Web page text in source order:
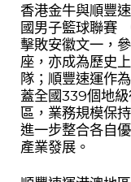
香港金牛與順豐
國男子籃球聯賽
擊敗安徽文一，
座，亦成為歷史
隊；順豐速運作
蓋全國339個地
區，業務規模保
進一步整合各自
產業發展。